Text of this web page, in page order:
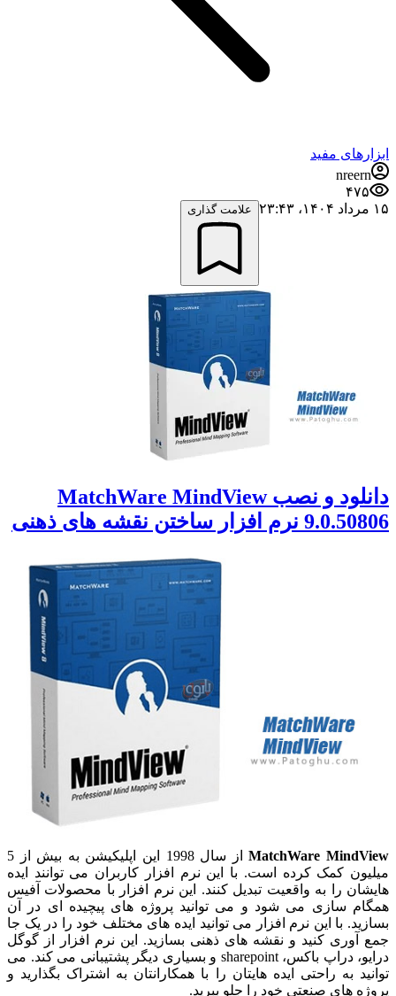
ابزارهای مفید
nreern
۴۷۵
۱۵ مرداد ۱۴۰۴،‏ ۲۳:۴۳
علامت گذاری
دانلود و نصب MatchWare MindView
9.0.50806 نرم افزار ساختن نقشه های ذهنی
MatchWare MindView
از سال 1998 این اپلیکیشن به بیش از 5
میلیون کمک کرده است. با این نرم افزار کاربران می توانند ایده
هایشان را به واقعیت تبدیل کنند. این نرم افزار با محصولات آفیس
همگام سازی می شود و می توانید پروژه های پیچیده ای در آن
بسازید. با این نرم افزار می توانید ایده های مختلف خود را در یک جا
جمع آوری کنید و نقشه های ذهنی بسازید. این نرم افزار از گوگل
درایو، دراپ باکس، sharepoint و بسیاری دیگر پشتیبانی می کند. می
توانید به راحتی ایده هایتان را با همکارانتان به اشتراک بگذارید و
پروژه های صنعتی خود را جلو ببرید.